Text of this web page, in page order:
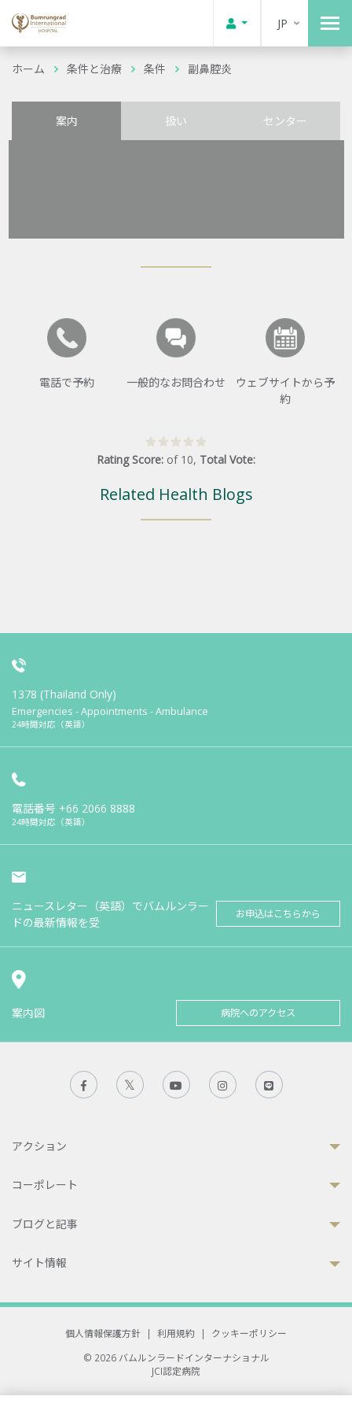
JP
ホーム 条件と治療 条件 副鼻腔炎
案内 扱い センター
電話で予約 一般的なお問合わせ
ウェブサイトから予
約
Rating Score: of 10, Total Vote:
Related Health Blogs
1378 (Thailand Only)
Emergencies - Appointments - Ambulance
24時間対応（英語）
電話番号 +66 2066 8888
24時間対応（英語）
ニュースレター（英語）でバムルンラー
ドの最新情報を受
お申込はこちらから
案内図 病院へのアクセス
アクション
コーポレート
ブログと記事
サイト情報
個人情報保護方針 | 利用規約 |
クッキーポリシー
© 2026 バムルンラードインターナショナル
JCI認定病院